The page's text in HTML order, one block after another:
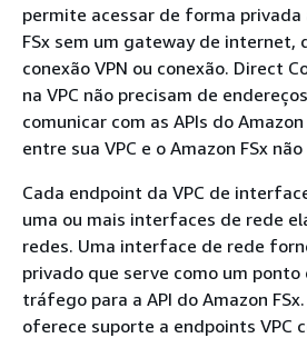
permite acessar de forma privada
FSx sem um gateway de internet,
conexão VPN ou conexão. Direct
na VPC não precisam de
comunicar com as APIs do
entre sua VPC e o Amazon FSx
Cada endpoint da VPC de
uma ou mais interfaces de rede
redes. Uma interface de rede
privado que serve como um
tráfego para a API do Amazon
oferece suporte a endpoints VPC